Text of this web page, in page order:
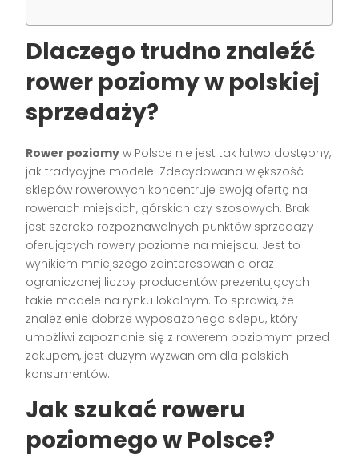
Dlaczego trudno znaleźć
rower poziomy w polskiej
sprzedaży?
Rower poziomy w Polsce nie jest tak łatwo dostępny,
jak tradycyjne modele. Zdecydowana większość
sklepów rowerowych koncentruje swoją ofertę na
rowerach miejskich, górskich czy szosowych. Brak
jest szeroko rozpoznawalnych punktów sprzedaży
oferujących rowery poziome na miejscu. Jest to
wynikiem mniejszego zainteresowania oraz
ograniczonej liczby producentów prezentujących
takie modele na rynku lokalnym. To sprawia, że
znalezienie dobrze wyposażonego sklepu, który
umożliwi zapoznanie się z rowerem poziomym przed
zakupem, jest dużym wyzwaniem dla polskich
konsumentów.
Jak szukać roweru
poziomego w Polsce?